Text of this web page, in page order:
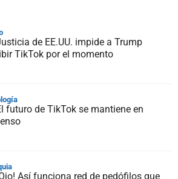
de EE.UU. impide a Trump
TikTok por el momento
futuro de TikTok se mantiene en
Así funciona red de pedófilos que